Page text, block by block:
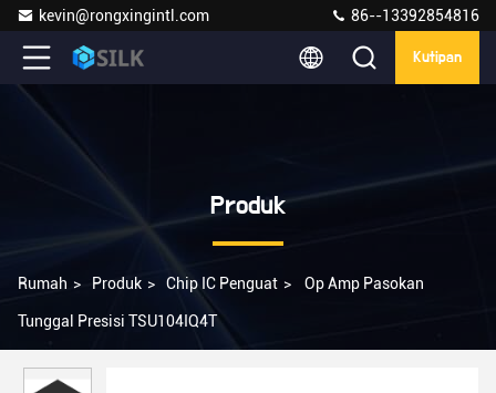
kevin@rongxingintl.com 86--13392854816
Kutipan
Produk
Rumah > Produk > Chip IC Penguat > Op Amp Pasokan
Tunggal Presisi TSU104IQ4T